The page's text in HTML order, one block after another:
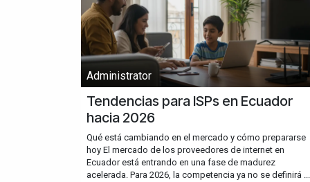
Administrator
Tendencias para ISPs en Ecuador
hacia 2026
Qué está cambiando en el mercado y cómo prepararse
hoy El mercado de los proveedores de internet en
Ecuador está entrando en una fase de madurez
acelerada. Para 2026, la competencia ya no se definirá ...